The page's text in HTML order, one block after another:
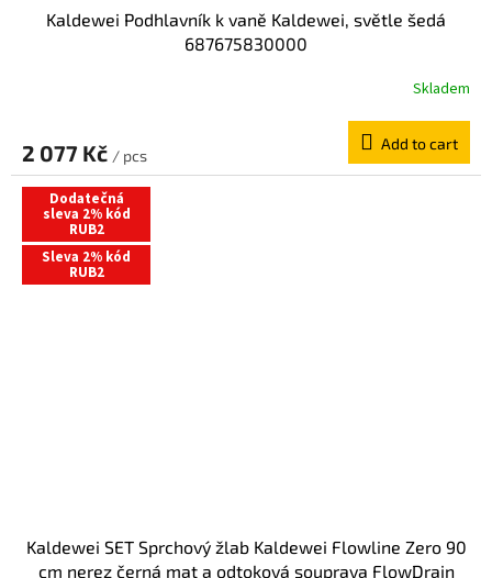
Kaldewei Podhlavník k vaně Kaldewei, světle šedá
687675830000
Skladem
2 077 Kč / pcs
Add to cart
Dodatečná
sleva 2% kód
RUB2
Sleva 2% kód
RUB2
Kaldewei SET Sprchový žlab Kaldewei Flowline Zero 90
cm nerez černá mat a odtoková souprava FlowDrain